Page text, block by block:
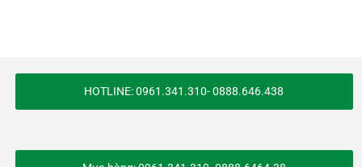
HOTLINE: 0961.341.310- 0888.646.438